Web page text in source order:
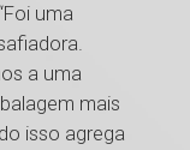
uma
a uma
mais
isso agrega